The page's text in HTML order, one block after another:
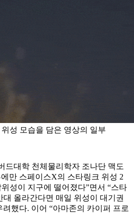
성 모습을 담은 영상의 일부
드대학 천체물리학자 조나단 맥도
만 스페이스X의 스타링크 위성 2
성이 지구에 떨어졌다”면서 “스타
올라간다면 매일 위성이 대기권
했다. 이어 “아마존의 카이퍼 프로